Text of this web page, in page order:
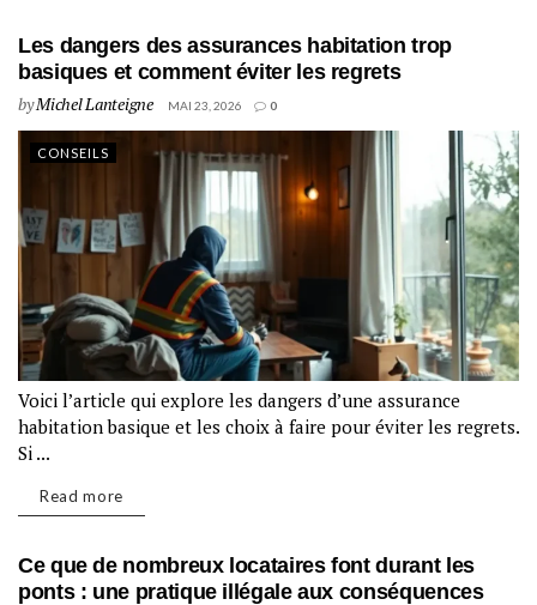
Les dangers des assurances habitation trop
basiques et comment éviter les regrets
byMichel Lanteigne MAI 23, 2026 0
CONSEILS
Voici l’article qui explore les dangers d’une assurance
habitation basique et les choix à faire pour éviter les regrets.
Si ...
Read more
Ce que de nombreux locataires font durant les
ponts : une pratique illégale aux conséquences